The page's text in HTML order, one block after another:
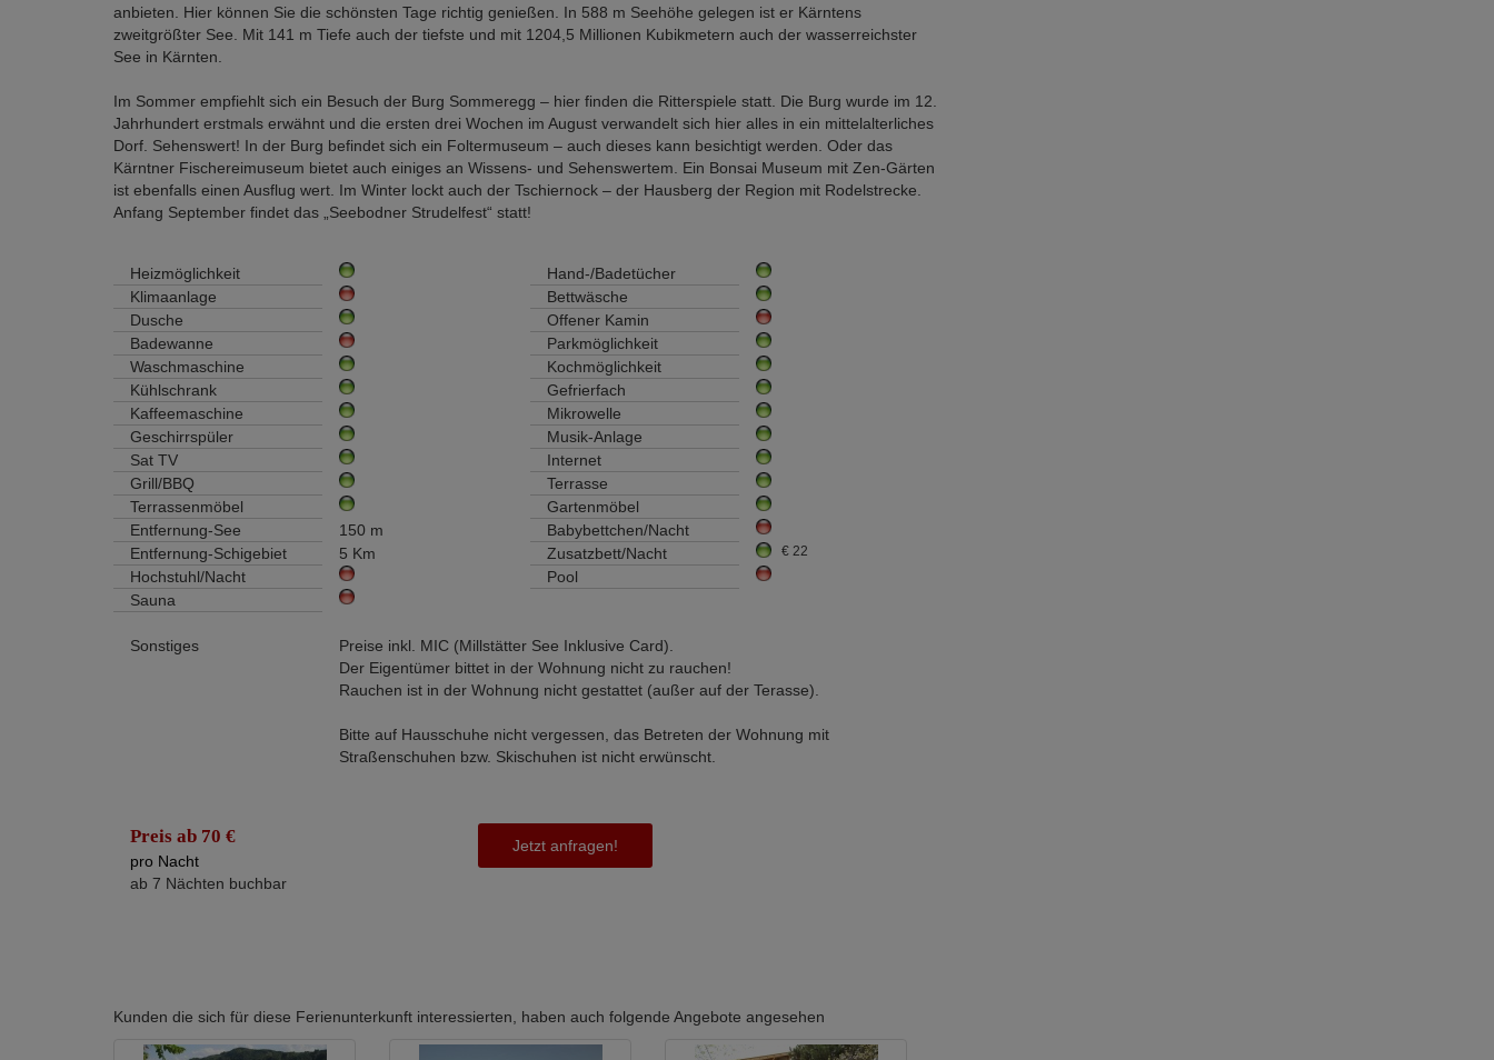
anbieten. Hier können Sie die schönsten Tage richtig genießen. In 588 m Seehöhe gelegen ist er Kärntens
zweitgrößter See. Mit 141 m Tiefe auch der tiefste und mit 1204,5 Millionen Kubikmetern auch der wasserreichster
See in Kärnten.
Im Sommer empfiehlt sich ein Besuch der Burg Sommeregg – hier finden die Ritterspiele statt. Die Burg wurde im 12.
Jahrhundert erstmals erwähnt und die ersten drei Wochen im August verwandelt sich hier alles in ein mittelalterliches
Dorf. Sehenswert! In der Burg befindet sich ein Foltermuseum – auch dieses kann besichtigt werden. Oder das
Kärntner Fischereimuseum bietet auch einiges an Wissens- und Sehenswertem. Ein Bonsai Museum mit Zen-Gärten
ist ebenfalls einen Ausflug wert. Im Winter lockt auch der Tschiernock – der Hausberg der Region mit Rodelstrecke.
Anfang September findet das „Seebodner Strudelfest“ statt!
Heizmöglichkeit
Hand-/Badetücher
Klimaanlage
Bettwäsche
Dusche
Offener Kamin
Badewanne
Parkmöglichkeit
Waschmaschine
Kochmöglichkeit
Kühlschrank
Gefrierfach
Kaffeemaschine
Mikrowelle
Geschirrspüler
Musik-Anlage
Sat TV
Internet
Grill/BBQ
Terrasse
Terrassenmöbel
Gartenmöbel
Entfernung-See
150 m
Babybettchen/Nacht
Entfernung-Schigebiet
5 Km Zusatzbett/Nacht € 22
Hochstuhl/Nacht
Pool
Sauna
Sonstiges
Preise inkl. MIC (Millstätter See Inklusive Card).
Der Eigentümer bittet in der Wohnung nicht zu rauchen!
Rauchen ist in der Wohnung nicht gestattet (außer auf der Terasse).
Bitte auf Hausschuhe nicht vergessen, das Betreten der Wohnung mit
Straßenschuhen bzw. Skischuhen ist nicht erwünscht.
Preis ab 70 €
pro Nacht
ab 7 Nächten buchbar
Jetzt anfragen!
Kunden die sich für diese Ferienunterkunft interessierten, haben auch folgende Angebote angesehen